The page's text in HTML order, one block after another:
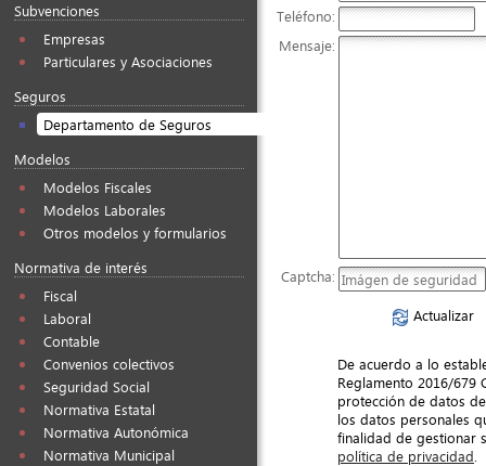
Subvenciones
Empresas
Particulares y Asociaciones
Seguros
Departamento de Seguros
Modelos
Modelos Fiscales
Modelos Laborales
Otros modelos y formularios
Normativa de interés
Fiscal
Laboral
Contable
Convenios colectivos
Seguridad Social
Normativa Estatal
Normativa Autonómica
Normativa Municipal
Teléfono:
Mensaje:
Captcha:
Actualizar
De acuerdo a lo
Reglamento 2016/679
protección de datos
los datos personales
finalidad de gestionar
política de privacidad